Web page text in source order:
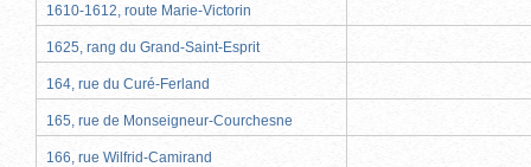
1610-1612, route Marie-Victorin
1625, rang du Grand-Saint-Esprit
164, rue du Curé-Ferland
165, rue de Monseigneur-Courchesne
166, rue Wilfrid-Camirand